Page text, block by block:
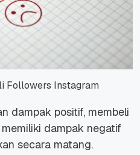
Followers Instagram
dampak positif, membeli
dampak negatif
secara matang.